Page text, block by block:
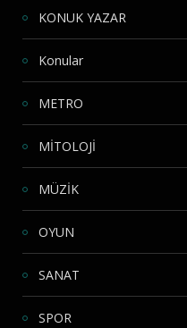
KONUK YAZAR
Konular
METRO
MİTOLOJİ
MÜZİK
OYUN
SANAT
SPOR